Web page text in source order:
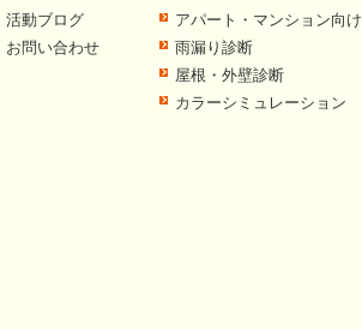
活動ブログ
お問い合わせ
アパート・マンション向け
雨漏り診断
屋根・外壁診断
カラーシミュレーション